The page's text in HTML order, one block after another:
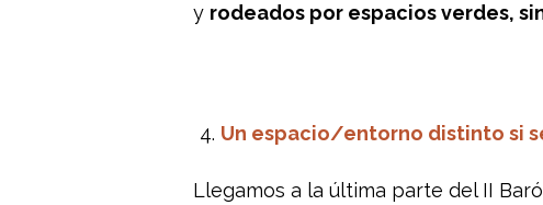
y rodeados por espacios verdes,
Un espacio/entorno distinto si
Llegamos a la última parte del II